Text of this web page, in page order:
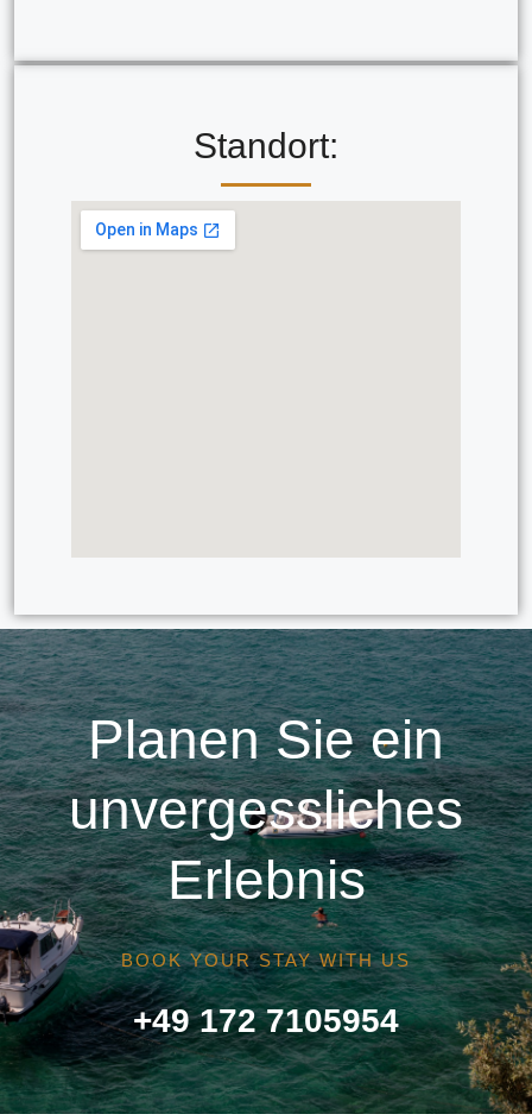
Standort:
Planen Sie ein
unvergessliches
Erlebnis
BOOK YOUR STAY WITH US
+49 172 7105954